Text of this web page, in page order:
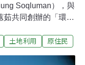
Soqluman），與
茹共同創辦的「環島
連起一張屬於台灣
土地利用 原住民